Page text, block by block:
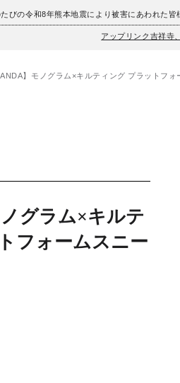
たびの令和8年熊本地震により被害にあわれた
アップリンク吉祥寺
】モノグラム×キルティング プラットフォ
グラム×キルテ
フォームスニー